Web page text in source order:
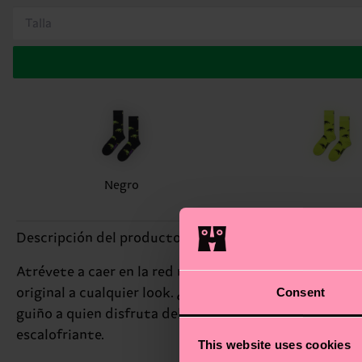
Consent
This website uses cookies
Talla
Negro
Descripción del producto
Atrévete a caer en la red más divertida con nuestros
original a cualquier look. ¿Te gusta destacar? Su
guiño a quien disfruta del misterio, el rollo spooky o
escalofriante.